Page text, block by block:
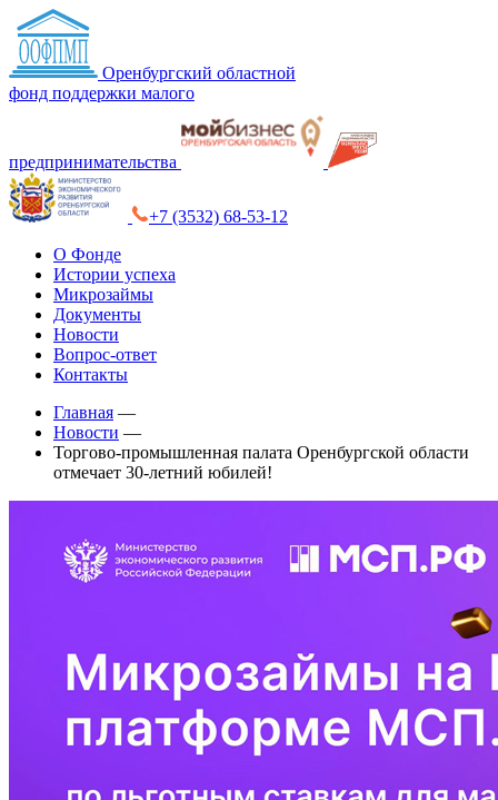
Оренбургский областной
фонд поддержки малого
предпринимательства
+7 (3532) 68-53-12
О Фонде
Истории успеха
Микрозаймы
Документы
Новости
Вопрос-ответ
Контакты
Главная —
Новости —
Торгово-промышленная палата Оренбургской области
отмечает 30-летний юбилей!